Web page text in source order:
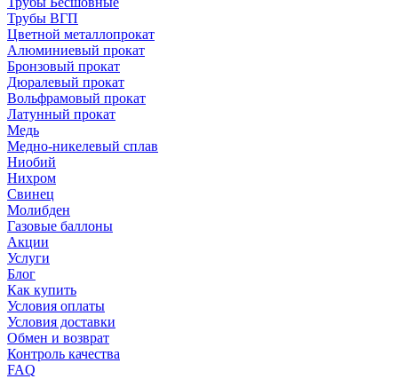
Трубы ВГП
Цветной металлопрокат
Алюминиевый прокат
Бронзовый прокат
Дюралевый прокат
Вольфрамовый прокат
Латунный прокат
Медь
Медно-никелевый сплав
Ниобий
Нихром
Свинец
Молибден
Газовые баллоны
Акции
Услуги
Блог
Как купить
Условия оплаты
Условия доставки
Обмен и возврат
Контроль качества
FAQ